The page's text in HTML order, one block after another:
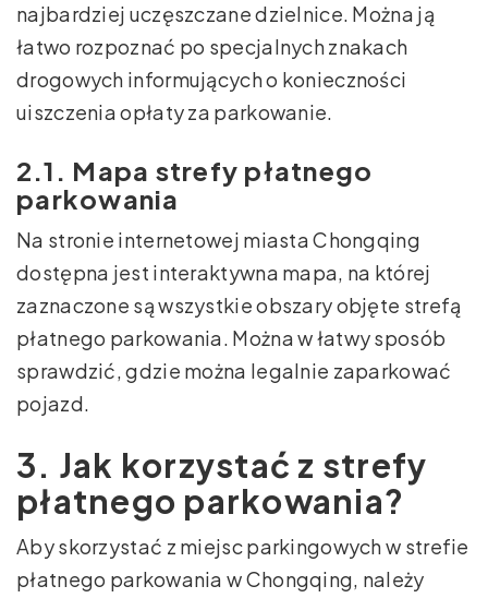
najbardziej uczęszczane dzielnice. Można ją
łatwo rozpoznać po specjalnych znakach
drogowych informujących o konieczności
uiszczenia opłaty za parkowanie.
2.1. Mapa strefy płatnego
parkowania
Na stronie internetowej miasta Chongqing
dostępna jest interaktywna mapa, na której
zaznaczone są wszystkie obszary objęte strefą
płatnego parkowania. Można w łatwy sposób
sprawdzić, gdzie można legalnie zaparkować
pojazd.
3. Jak korzystać z strefy
płatnego parkowania?
Aby skorzystać z miejsc parkingowych w strefie
płatnego parkowania w Chongqing, należy